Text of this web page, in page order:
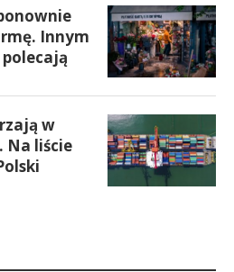
Innym
w
Na liście